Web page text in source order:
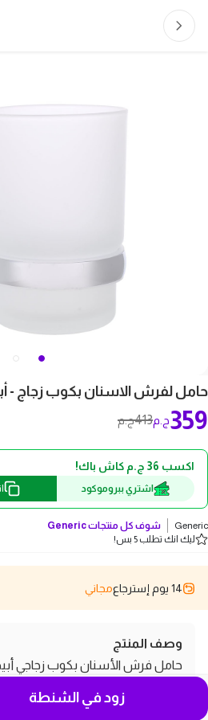
حامل لفرش الاسنان بكوب زجاج
413ج.م 359ج.م
اكسب 36 ج.م كاش باك!
اشتري ببروموكود
Generic شوف كل منتجاتGeneric
ليك انك تطلب 5 بس!
14 يوم إسترجاع مجاني
وصف المنتج
حامل فرش الأسنان بكوب
لتوفير الراحة و الشياكة
زود في الشنطة